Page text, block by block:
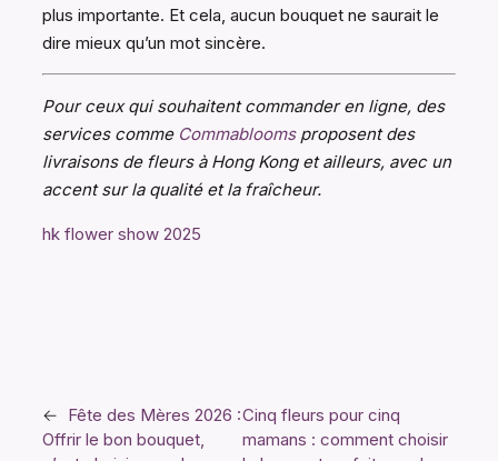
plus importante. Et cela, aucun bouquet ne saurait le
dire mieux qu’un mot sincère.
Pour ceux qui souhaitent commander en ligne, des
services comme Commabloomsproposent des
livraisons de fleurs à Hong Kong et ailleurs, avec un
accent sur la qualité et la fraîcheur.
hk flower show 2025
← Fête des Mères 2026 :
Offrir le bon bouquet,
Cinq fleurs pour cinq
mamans : comment choisir